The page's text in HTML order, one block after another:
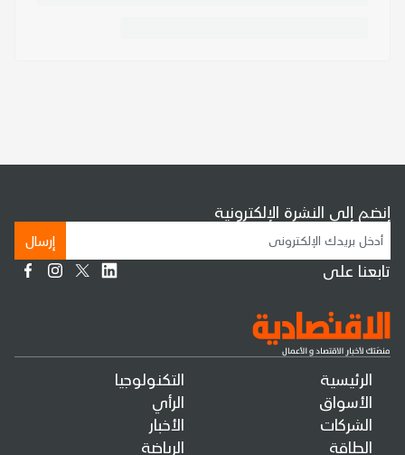
الرئيسية
الأسواق
الشركات
الطاقة
التكنولوجيا
الرأي
الأخبار
الرياضة
إنضم إلى النشرة الإلكترونية
إرسال
تابعنا على